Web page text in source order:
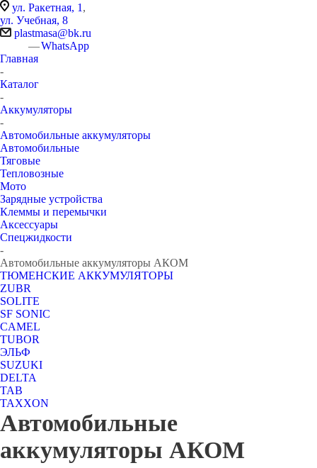
ул. Ракетная, 1 ,
ул. Учебная, 8
plastmasa@bk.ru
WhatsApp
Главная
-
Каталог
-
Аккумуляторы
-
Автомобильные аккумуляторы
Автомобильные
Тяговые
Тепловозные
Мото
Зарядные устройства
Клеммы и перемычки
Аксессуары
Спецжидкости
-
Автомобильные аккумуляторы АКОМ
ТЮМЕНСКИЕ АККУМУЛЯТОРЫ
ZUBR
SOLITE
SF SONIC
CAMEL
TUBOR
ЭЛЬФ
SUZUKI
DELTA
TAB
TAXXON
Автомобильные
аккумуляторы АКОМ